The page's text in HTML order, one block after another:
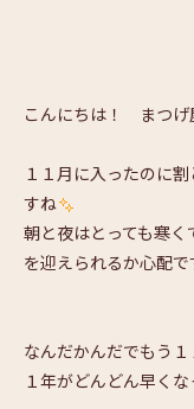
こんにちは！ まつ
１１月に入ったのに
すね
朝と夜はとっても寒く
を迎えられるか心配で
なんだかんだでもう
１年がどんどん早くな